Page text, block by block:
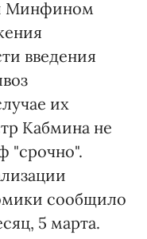
Минфином
введения
их
Кабмина не
"срочно".
сообщило
5 марта.